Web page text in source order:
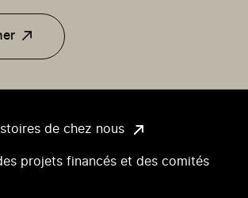
de chez nous
projets financés et des comités